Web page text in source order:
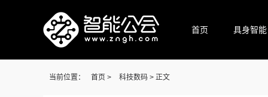
首页 具身智能
当前位置： 首页 > 科技数码 > 正文